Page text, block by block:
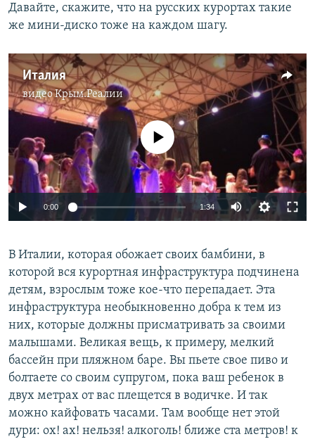
Давайте, скажите, что на русских курортах такие
же мини-диско тоже на каждом шагу.
Италия
видеоКрым.Реалии
No media source currently available
0:00 1:34
В Италии, которая обожает своих бамбини, в
которой вся курортная инфраструктура подчинена
детям, взрослым тоже кое-что перепадает. Эта
инфраструктура необыкновенно добра к тем из
них, которые должны присматривать за своими
малышами. Великая вещь, к примеру, мелкий
бассейн при пляжном баре. Вы пьете свое пиво и
болтаете со своим супругом, пока ваш ребенок в
двух метрах от вас плещется в водичке. И так
можно кайфовать часами. Там вообще нет этой
дури: ох! ах! нельзя! алкоголь! ближе ста метров! к